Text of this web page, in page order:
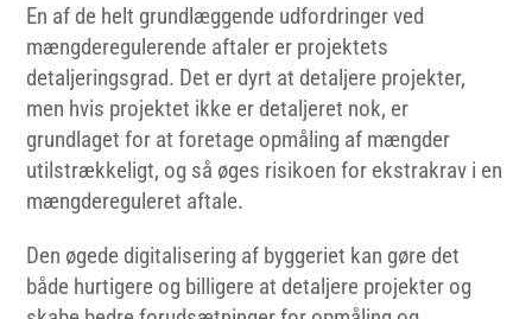
En af de helt grundlæggende udfordringer ved
mængderegulerende aftaler er projektets
detaljeringsgrad. Det er dyrt at detaljere projekter,
men hvis projektet ikke er detaljeret nok, er
grundlaget for at foretage opmåling af mængder
utilstrækkeligt, og så øges risikoen for ekstrakrav i en
mængdereguleret aftale.
Den øgede digitalisering af byggeriet kan gøre det
både hurtigere og billigere at detaljere projekter og